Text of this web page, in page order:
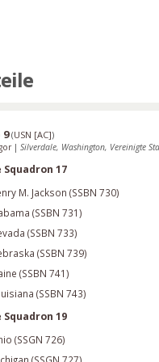
9 (USN [AC])
| Silverdale, Washington, Vereinigte
Squadron 17
M. Jackson (SSBN 730)
(SSBN 731)
(SSBN 733)
(SSBN 739)
(SSBN 741)
(SSBN 743)
Squadron 19
(SSGN 726)